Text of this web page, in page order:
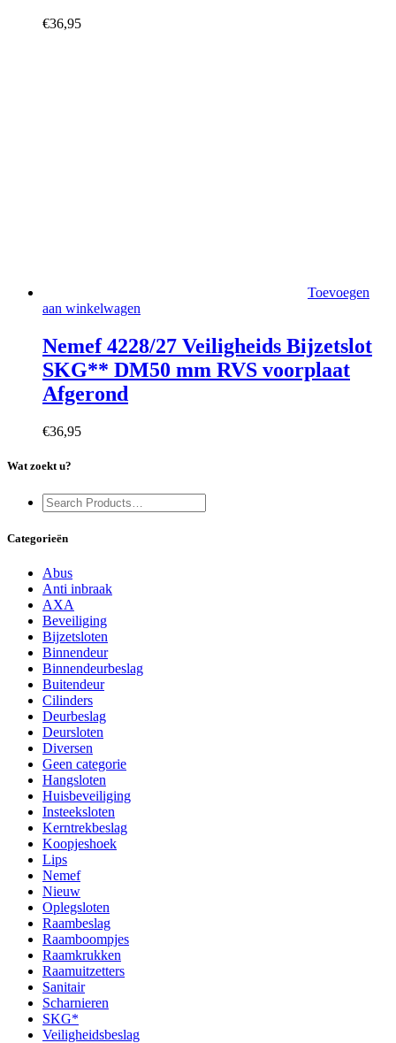
€36,95
Toevoegen
aan winkelwagen
Nemef 4228/27 Veiligheids Bijzetslot
SKG** DM50 mm RVS voorplaat
Afgerond
€36,95
Wat zoekt u?
Categorieën
Abus
Anti inbraak
AXA
Beveiliging
Bijzetsloten
Binnendeur
Binnendeurbeslag
Buitendeur
Cilinders
Deurbeslag
Deursloten
Diversen
Geen categorie
Hangsloten
Huisbeveiliging
Insteeksloten
Kerntrekbeslag
Koopjeshoek
Lips
Nemef
Nieuw
Oplegsloten
Raambeslag
Raamboompjes
Raamkrukken
Raamuitzetters
Sanitair
Scharnieren
SKG*
Veiligheidsbeslag